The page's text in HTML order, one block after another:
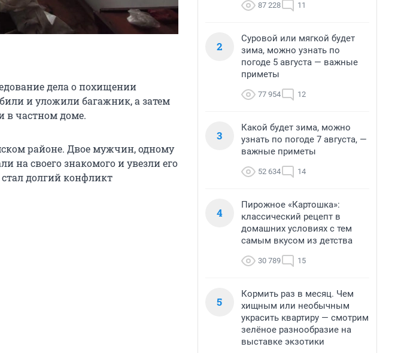
дела о похищении
и уложили багажник, а затем
в частном доме.
районе. Двое мужчин, одному
на своего знакомого и увезли его
долгий конфликт
87 228 11
2
Суровой или мягкой будет
зима, можно узнать по
погоде 5 августа — важные
приметы
77 954 12
3
Какой будет зима, можно
узнать по погоде 7 августа, —
важные приметы
52 634 14
4
Пирожное «Картошка»:
классический рецепт в
домашних условиях с тем
самым вкусом из детства
30 789 15
5
Кормить раз в месяц. Чем
хищным или необычным
украсить квартиру — смотрим
зелёное разнообразие на
выставке экзотики